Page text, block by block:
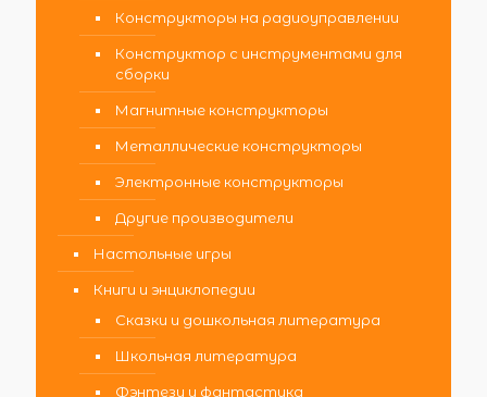
Конструкторы на радиоуправлении
Конструктор с инструментами для
сборки
Магнитные конструкторы
Металлические конструкторы
Электронные конструкторы
Другие производители
Настольные игры
Книги и энциклопедии
Сказки и дошкольная литература
Школьная литература
Фэнтези и фантастика